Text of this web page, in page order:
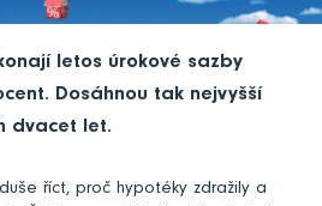
letos úrokové sazby
Dosáhnou tak nejvyšší
dvacet let.
říct, proč hypotéky zdražily a